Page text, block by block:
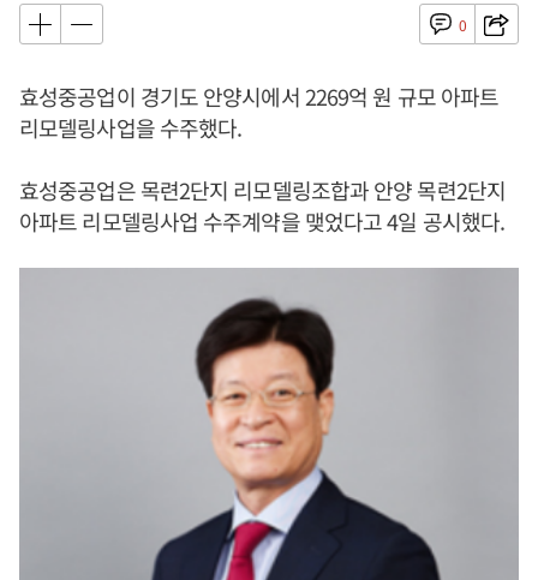
0
효성중공업이 경기도 안양시에서 2269억 원 규모 아파트
리모델링사업을 수주했다.
효성중공업은 목련2단지 리모델링조합과 안양 목련2단지
아파트 리모델링사업 수주계약을 맺었다고 4일 공시했다.